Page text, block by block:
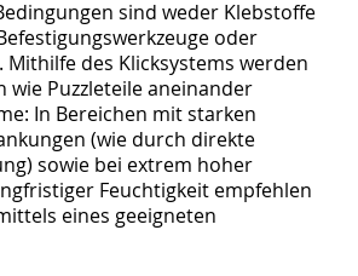
sind weder Klebstoffe
oder
Mithilfe des Klicksystems werden
wie Puzzleteile aneinander
In Bereichen mit starken
(wie durch direkte
sowie bei extrem hoher
Feuchtigkeit empfehlen
eines geeigneten